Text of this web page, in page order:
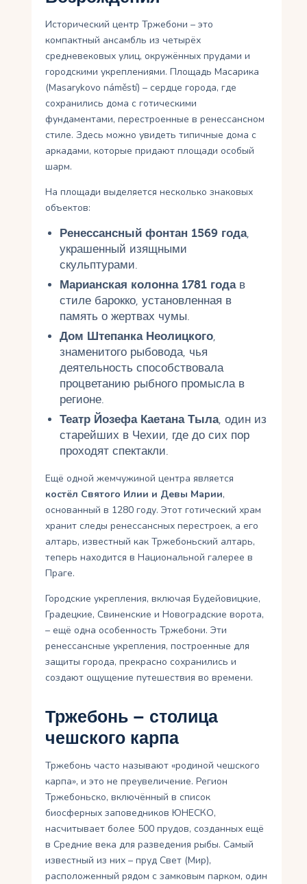
Исторический центр Тржебони – это
компактный ансамбль из четырёх
средневековых улиц, окружённых прудами и
городскими укреплениями. Площадь Масарика
(Masarykovo náměstí) – сердце города, где
сохранились дома с готическими
фундаментами, перестроенные в ренессансном
стиле. Здесь можно увидеть типичные дома с
аркадами, которые придают площади особый
шарм.
На площади выделяется несколько знаковых
объектов:
Ренессансный фонтан 1569 года,
украшенный изящными
скульптурами.
Марианская колонна 1781 годав
стиле барокко, установленная в
память о жертвах чумы.
Дом Штепанка Неолицкого,
знаменитого рыбовода, чья
деятельность способствовала
процветанию рыбного промысла в
регионе.
Театр Йозефа Каетана Тыла, один из
старейших в Чехии, где до сих пор
проходят спектакли.
Ещё одной жемчужиной центра является
костёл Святого Илии и Девы Марии,
основанный в 1280 году. Этот готический храм
хранит следы ренессансных перестроек, а его
алтарь, известный как Тржебоньский алтарь,
теперь находится в Национальной галерее в
Праге.
Городские укрепления, включая Будейовицкие,
Градецкие, Свиненские и Новоградские ворота,
– ещё одна особенность Тржебони. Эти
ренессансные укрепления, построенные для
защиты города, прекрасно сохранились и
создают ощущение путешествия во времени.
Тржебонь – столица
чешского карпа
Тржебонь часто называют «родиной чешского
карпа», и это не преувеличение. Регион
Тржебоньско, включённый в список
биосферных заповедников ЮНЕСКО,
насчитывает более 500 прудов, созданных ещё
в Средние века для разведения рыбы. Самый
известный из них – пруд Свет (Мир),
расположенный рядом с замковым парком, один